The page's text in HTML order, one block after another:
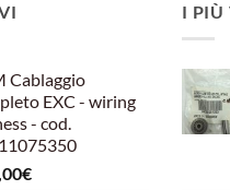
Cablaggio
EXC - wiring
- cod.
€
I PIÙ